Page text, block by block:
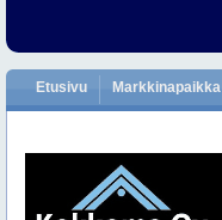
Etusivu Markkinapaikka